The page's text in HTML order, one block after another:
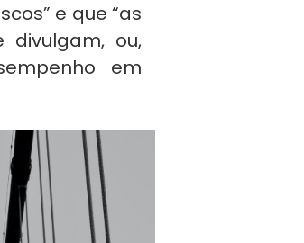
e que “as
ou,
em